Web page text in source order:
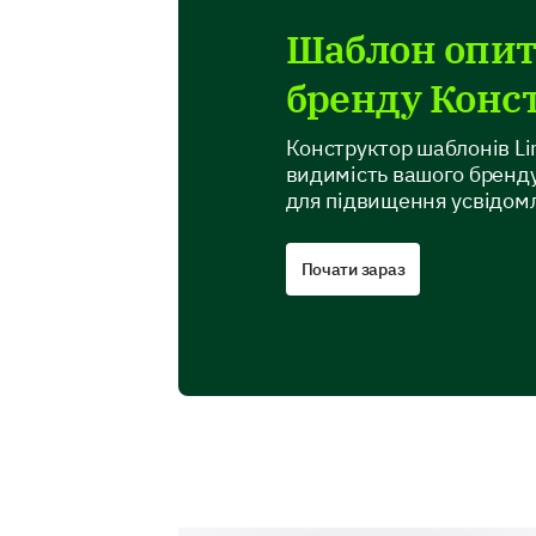
Шаблон
бренду
Конструктор шаблонів
видимість вашого
для підвищення
Почати зараз